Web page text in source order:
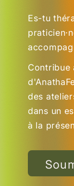
Es-tu
Contribue
des
dans un
à la